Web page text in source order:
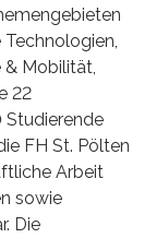
Mobilität,
22
Studierende
FH St. Pölten
Arbeit
sowie
Die